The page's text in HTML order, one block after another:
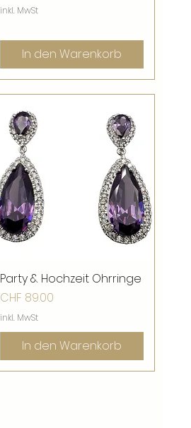
inkl. MwSt
In den Warenkorb
Schnellansicht
Party & Hochzeit Ohrringe
Preis
CHF 89.00
inkl. MwSt
In den Warenkorb